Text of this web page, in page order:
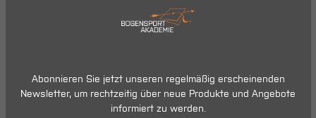
Abonnieren Sie jetzt unseren regelmäßig erscheinenden
Newsletter, um rechtzeitig über neue Produkte und Angebote
informiert zu werden.